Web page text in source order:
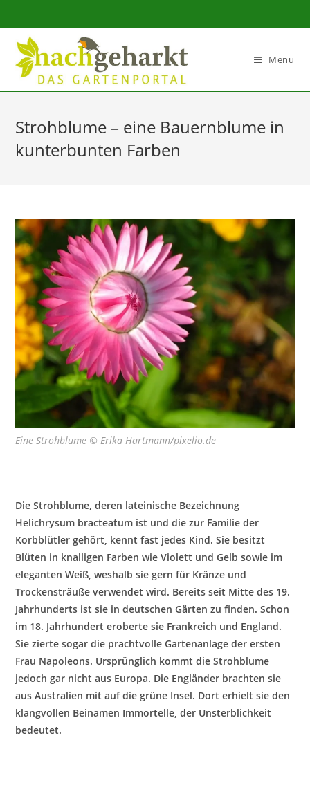
Sidebar-
Inhalt
Menü
Strohblume – eine Bauernblume in
kunterbunten Farben
Eine Strohblume © Erika Hartmann/pixelio.de
Die Strohblume, deren lateinische Bezeichnung
Helichrysum bracteatum ist und die zur Familie der
Korbblütler gehört, kennt fast jedes Kind. Sie besitzt
Blüten in knalligen Farben wie Violett und Gelb sowie im
eleganten Weiß, weshalb sie gern für Kränze und
Trockensträuße verwendet wird. Bereits seit Mitte des 19.
Jahrhunderts ist sie in deutschen Gärten zu finden. Schon
im 18. Jahrhundert eroberte sie Frankreich und England.
Sie zierte sogar die prachtvolle Gartenanlage der ersten
Frau Napoleons. Ursprünglich kommt die Strohblume
jedoch gar nicht aus Europa. Die Engländer brachten sie
aus Australien mit auf die grüne Insel. Dort erhielt sie den
klangvollen Beinamen Immortelle, der Unsterblichkeit
bedeutet.